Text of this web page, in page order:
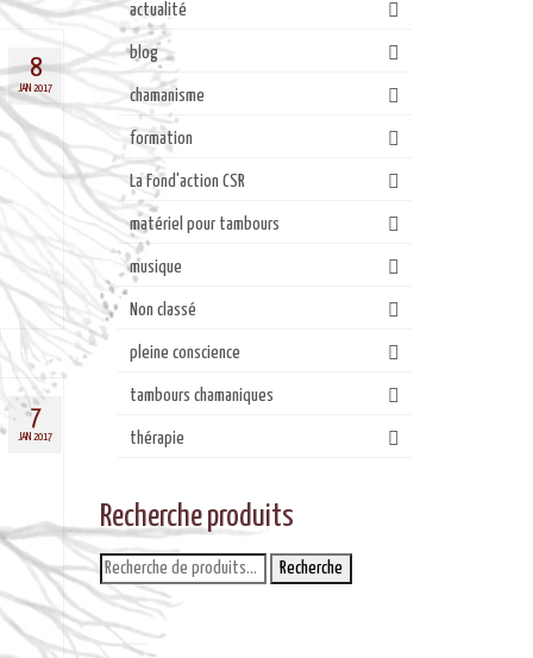
8
JAN 2017
7
JAN 2017
actualité
blog
chamanisme
formation
La Fond'action CSR
matériel pour tambours
musique
Non classé
pleine conscience
tambours chamaniques
thérapie
Recherche produits
Recherche
pour :
Recherche